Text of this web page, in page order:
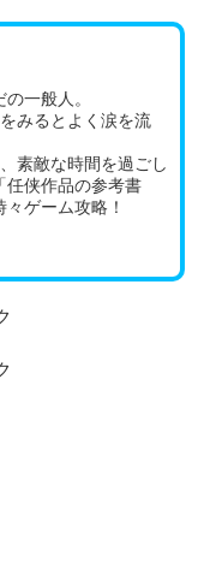
一般人。
みるとよく涙を流
素敵な時間を過ごし
侠作品の参考書
ゲーム攻略！